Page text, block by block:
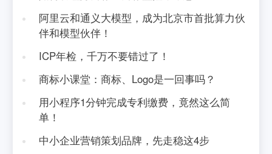
阿里云和通义大模型，成为北京市首批算力伙
伴和模型伙伴！
ICP年检，千万不要错过了！
商标小课堂：商标、Logo是一回事吗？
用小程序1分钟完成专利缴费，竟然这么简
单！
中小企业营销策划品牌，先走稳这4步